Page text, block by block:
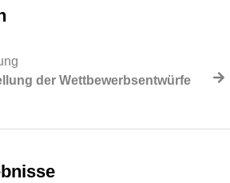
der Wettbewerbsentwürfe